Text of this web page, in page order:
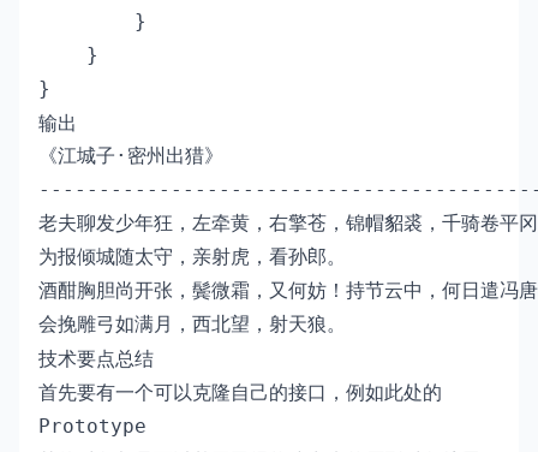
        }
    }
}
输出
《江城子·密州出猎》
老夫聊发少年狂，左牵黄，右擎苍，锦帽貂裘，千骑卷平
为报倾城随太守，亲射虎，看孙郎。
酒酣胸胆尚开张，鬓微霜，又何妨！持节云中，何日遣冯
会挽雕弓如满月，西北望，射天狼。
技术要点总结
首先要有一个可以克隆自己的接口，例如此处的
Prototype